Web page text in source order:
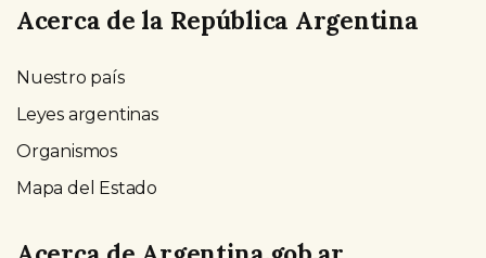
Acerca de la República Argentina
Nuestro país
Leyes argentinas
Organismos
Mapa del Estado